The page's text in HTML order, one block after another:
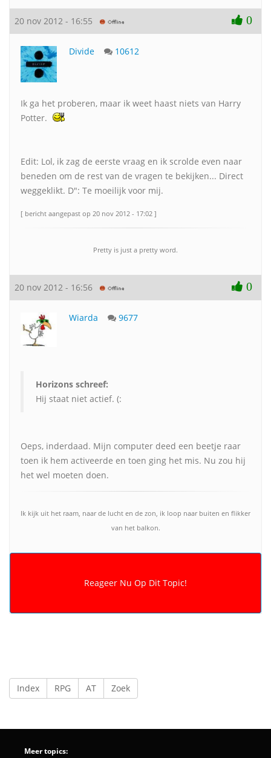
20 nov 2012 - 16:55 0
Divide 10612
Ik ga het proberen, maar ik weet haast niets van Harry
Potter.
Edit: Lol, ik zag de eerste vraag en ik scrolde even naar
beneden om de rest van de vragen te bekijken... Direct
weggeklikt. D": Te moeilijk voor mij.
[ bericht aangepast op 20 nov 2012 - 17:02 ]
Pretty is just a pretty word.
20 nov 2012 - 16:56 0
Wiarda 9677
Horizons schreef:
Hij staat niet actief. (:
Oeps, inderdaad. Mijn computer deed een beetje raar
toen ik hem activeerde en toen ging het mis. Nu zou hij
het wel moeten doen.
Ik kijk uit het raam, naar de lucht en de zon, ik loop naar buiten en flikker
van het balkon.
Index RPG AT Zoek
Meer topics: